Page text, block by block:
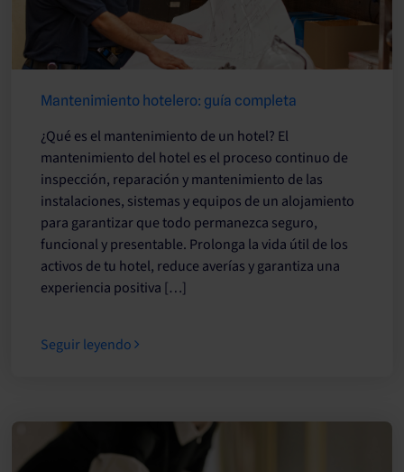
Mantenimiento hotelero: guía completa
¿Qué es el mantenimiento de un hotel? El
mantenimiento del hotel es el proceso continuo de
inspección, reparación y mantenimiento de las
instalaciones, sistemas y equipos de un alojamiento
para garantizar que todo permanezca seguro,
funcional y presentable. Prolonga la vida útil de los
activos de tu hotel, reduce averías y garantiza una
experiencia positiva […]
Seguir leyendo